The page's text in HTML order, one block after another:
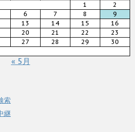
1
2
6 7 8
9
13 14 15
16
20 21 22
23
27 28 29
30
« 5月
索
継